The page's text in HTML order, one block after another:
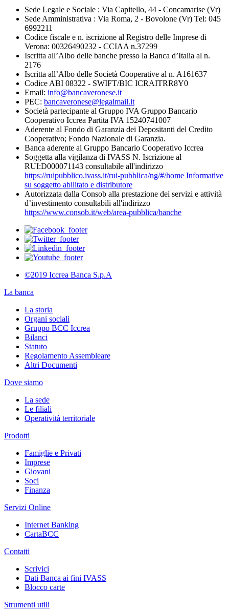
Sede Legale e Sociale : Via Capitello, 44 - Concamarise (Vr)
Sede Amministrativa : Via Roma, 2 - Bovolone (Vr) Tel: 045
6992211
Codice fiscale e n. iscrizione al Registro delle Imprese di
Verona: 00326490232 - CCIAA n.37299
Iscritta all’Albo delle banche presso la Banca d’Italia al n.
2176
Iscritta all’Albo delle Società Cooperative al n. A161637
Codice ABI 08322 - SWIFT/BIC ICRAITRR8Y0
Email: info@bancaveronese.it
PEC: bancaveronese@legalmail.it
Società partecipante al Gruppo IVA Gruppo Bancario
Cooperativo Iccrea Partita IVA 15240741007
Aderente al Fondo di Garanzia dei Depositanti del Credito
Cooperativo; Fondo Nazionale di Garanzia.
Banca aderente al Gruppo Bancario Cooperativo Iccrea
Soggetta alla vigilanza di IVASS N. Iscrizione al
RUI:D000071143 consultabile all'indirizzo
https://ruipubblico.ivass.it/rui-pubblica/ng/#/home Informative
su soggetto abilitato e distributore
Autorizzata dalla Consob alla prestazione dei servizi e attività
d’investimento consultabili all'indirizzo
https://www.consob.it/web/area-pubblica/banche
©2019 Iccrea Banca S.p.A
La banca
La storia
Organi sociali
Gruppo BCC Iccrea
Bilanci
Statuto
Regolamento Assembleare
Altri Documenti
Dove siamo
La sede
Le filiali
Operatività territoriale
Prodotti
Famiglie e Privati
Imprese
Giovani
Soci
Finanza
Servizi Online
Internet Banking
CartaBCC
Contatti
Scrivici
Dati Banca ai fini IVASS
Blocco carte
Strumenti utili